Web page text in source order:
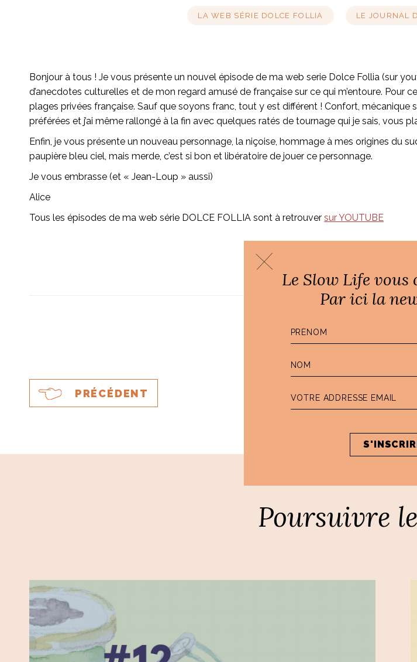
LA WEB SÉRIE DOLCE FOLLIA LE JOURNAL
Bonjour à tous ! Je vous présente un nouvel épisode de ma web serie Dolce Follia (sur
d’anecdotes culturelles et de mon regard amusé de française sur ce qui m’entoure. Pour
plages privées française. Sauf que soyons franc, tout y est différent ! Confort,
préférées et j’ai même rallongé à la fin avec quelques ratés de tournage qui je sais, vous
Enfin, je vous présente un nouveau personnage, la niçoise, hommage à mes origines du
paupière bleu ciel, mais merde, c’est si bon et libératoire de jouer ce personnage.
Je vous embrasse (et « Jean-Loup » aussi)
Alice
Tous les épisodes de ma web série DOLCE FOLLIA sont à retrouver sur YOUTUBE
PRÉCÉDENT
Poursuivre
Le Slow Life vous
Par ici la